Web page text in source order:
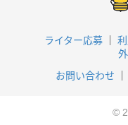
ライター応募
お問い合わせ
©